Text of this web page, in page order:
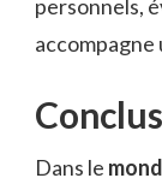
personnels,
accompagne
Dans le